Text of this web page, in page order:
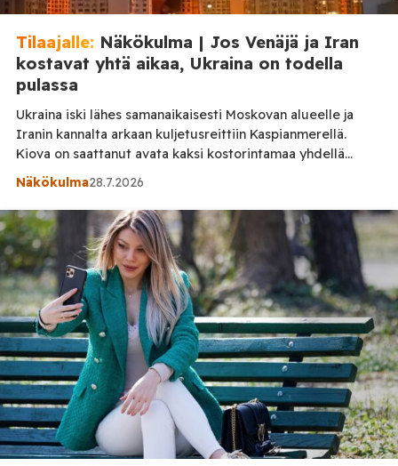
Tilaajalle: Näkökulma | Jos Venäjä ja Iran
kostavat yhtä aikaa, Ukraina on todella
pulassa
Ukraina iski lähes samanaikaisesti Moskovan alueelle ja
Iranin kannalta arkaan kuljetusreittiin Kaspianmerellä.
Kiova on saattanut avata kaksi kostorintamaa yhdellä
kertaa. Jos Venäjän ja Iranin vastaukset yhdistyvät, Ukraina
hyökkäyksen kohteeksi. Sanokaa minun sanoneen: Kiovassa
saatetaan joutua lähipäivinä viettämään sodan raskaimpiin
kuuluvia öitä. Tämä ei ole varma ennustus eikä tietenkään
sisäpiiritieto. Kyse […]
Näkökulma28.7.2026